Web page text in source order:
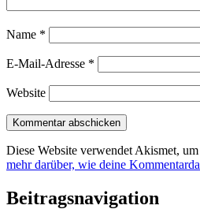
Name *
E-Mail-Adresse *
Website
Diese Website verwendet Akismet,
mehr darüber, wie deine
Beitragsnavigation